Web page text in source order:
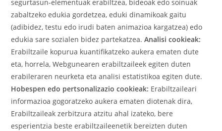
segurtasun-elementuak erabiltzea, bideoak edo soinuak
zabaltzeko edukia gordetzea, eduki dinamikoak gaitu
(adibidez, testu edo irudi baten animazioa kargatzea) edo
edukia sare sozialen bidez partekatzea.Analisi cookieak:
Erabiltzaile kopurua kuantifikatzeko aukera ematen dute
eta, horrela, Webgunearen erabiltzaileek egiten duten
erabileraren neurketa eta analisi estatistikoa egiten dute.
Hobespen edo pertsonalizazio cookieak: Erabiltzaileari
informazioa gogoratzeko aukera ematen diotenak dira,
Erabiltzaileak zerbitzura atzitu ahal izateko, bere
esperientzia beste erabiltzaileenetik bereizten duten